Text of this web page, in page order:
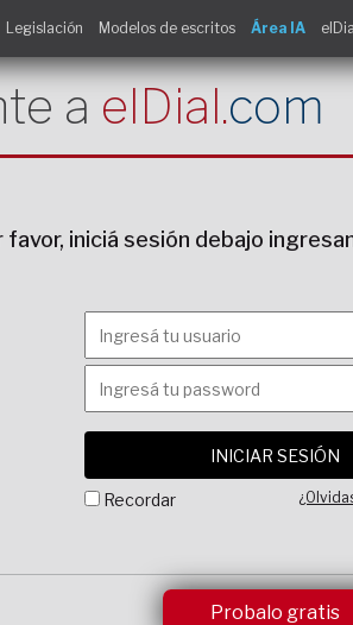
Legislación Modelos de escritos Área IA
a elDial.com
favor, iniciá sesión debajo
Recordar
Probalo gratis